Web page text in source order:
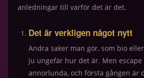
anledningar till varför det är det.
Det är verkligen något nytt
Andra saker man gör, som bio
ju ungefär hur det är. Men
annorlunda, och första gången är